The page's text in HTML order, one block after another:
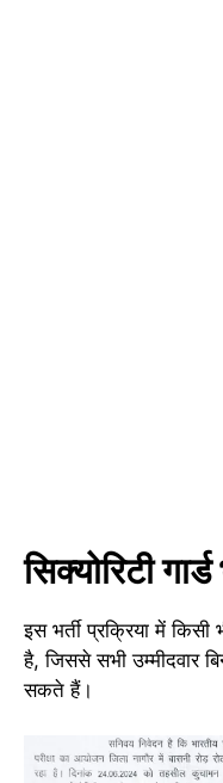
सिक्योरिटी
इस भर्ती प्रक्रिया में
है, जिससे सभी उम्मीदवार
सकते हैं।